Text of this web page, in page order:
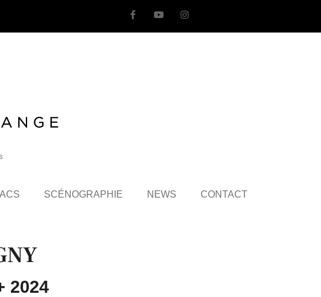
SCÉNOGRAPHIE NEWS CONTACT
2024